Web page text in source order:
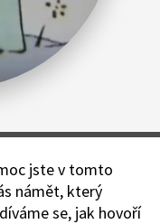
jste v tomto
námět, který
se, jak hovoří